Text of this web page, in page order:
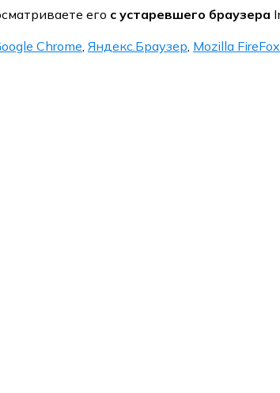
его с устаревшего браузера
Chrome, Яндекс.Браузер, Mozilla FireFox